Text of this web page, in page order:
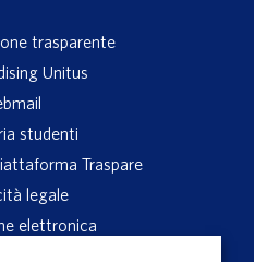
trasparente
Unitus
studenti
Traspare
legale
elettronica